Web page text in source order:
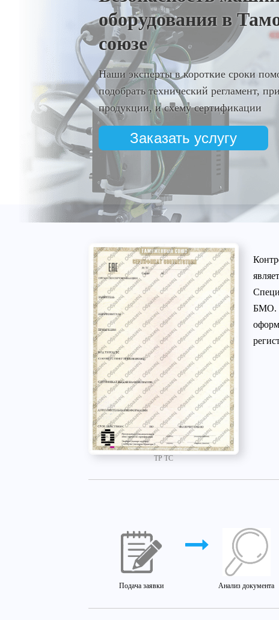
оборудования в
союзе
Наши эксперты в короткие сроки
подобрать технический регламент,
продукции, и схему сертификации
Заказать услугу
ТР ТС
БМО.
Подача заявки Анализ документа